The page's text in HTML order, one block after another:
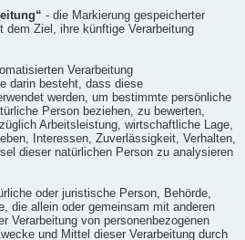
- die Markierung gespeicherter
dem Ziel, ihre künftige Verarbeitung
Verarbeitung
darin besteht, dass diese
werden, um bestimmte persönliche
Person beziehen, zu bewerten,
Arbeitsleistung, wirtschaftliche Lage,
Interessen, Zuverlässigkeit, Verhalten,
dieser natürlichen Person zu analysieren
oder juristische Person, Behörde,
die allein oder gemeinsam mit anderen
Verarbeitung von personenbezogenen
und Mittel dieser Verarbeitung durch